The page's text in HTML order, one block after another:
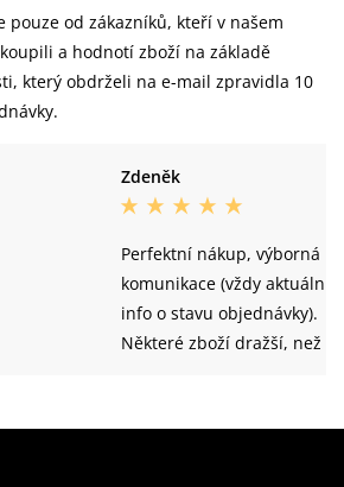
pouze od zákazníků, kteří v našem
a hodnotí zboží na základě
který obdrželi na e-mail zpravidla 10
Zdeněk
Perfektní nákup, výborná
komunikace (vždy aktuální
info o stavu objednávky).
Některé zboží dražší, než u
kvalitně.